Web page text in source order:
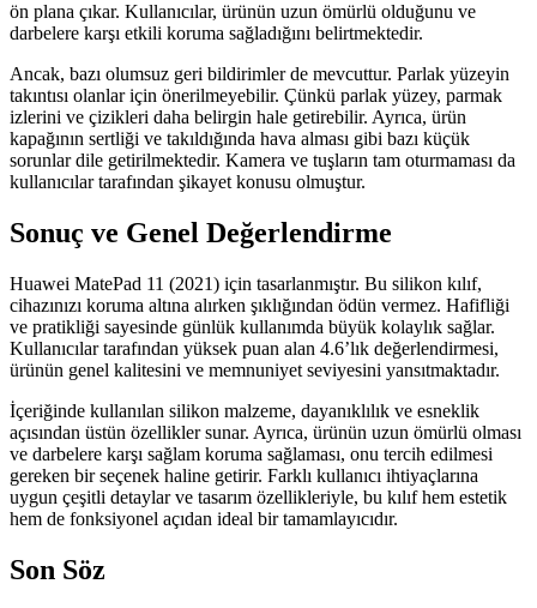
ön plana çıkar. Kullanıcılar, ürünün uzun ömürlü olduğunu ve
darbelere karşı etkili koruma sağladığını belirtmektedir.
Ancak, bazı olumsuz geri bildirimler de mevcuttur. Parlak yüzeyin
takıntısı olanlar için önerilmeyebilir. Çünkü parlak yüzey, parmak
izlerini ve çizikleri daha belirgin hale getirebilir. Ayrıca, ürün
kapağının sertliği ve takıldığında hava alması gibi bazı küçük
sorunlar dile getirilmektedir. Kamera ve tuşların tam oturmaması da
kullanıcılar tarafından şikayet konusu olmuştur.
Sonuç ve Genel Değerlendirme
Huawei MatePad 11 (2021) için tasarlanmıştır. Bu silikon kılıf,
cihazınızı koruma altına alırken şıklığından ödün vermez. Hafifliği
ve pratikliği sayesinde günlük kullanımda büyük kolaylık sağlar.
Kullanıcılar tarafından yüksek puan alan 4.6’lık değerlendirmesi,
ürünün genel kalitesini ve memnuniyet seviyesini yansıtmaktadır.
İçeriğinde kullanılan silikon malzeme, dayanıklılık ve esneklik
açısından üstün özellikler sunar. Ayrıca, ürünün uzun ömürlü olması
ve darbelere karşı sağlam koruma sağlaması, onu tercih edilmesi
gereken bir seçenek haline getirir. Farklı kullanıcı ihtiyaçlarına
uygun çeşitli detaylar ve tasarım özellikleriyle, bu kılıf hem estetik
hem de fonksiyonel açıdan ideal bir tamamlayıcıdır.
Son Söz